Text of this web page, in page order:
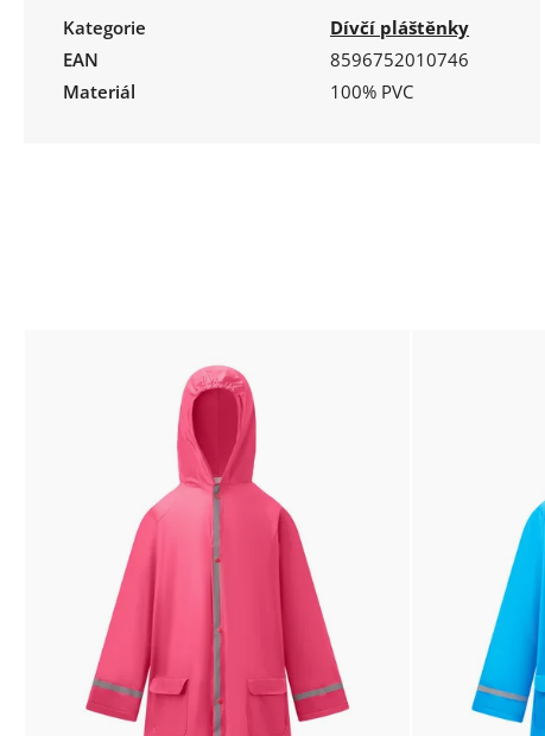
Kategorie
Dívčí pláštěnky
EAN
8596752010746
Materiál
100% PVC